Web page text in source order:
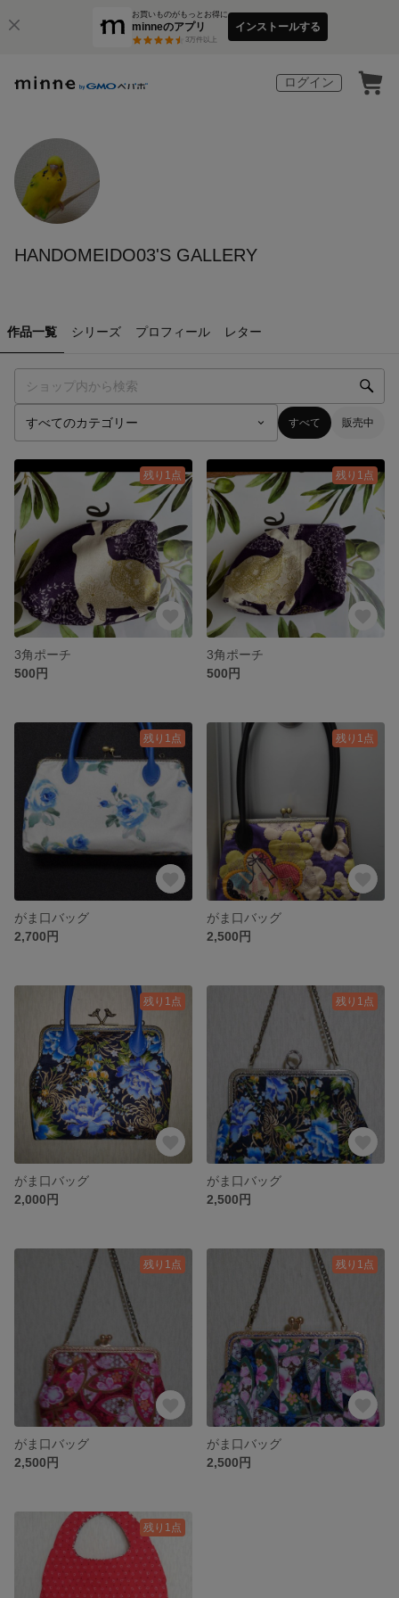
お買いものがもっとお得に
minneのアプリ
3万件以上
インストールする
ログイン
HANDOMEIDO03'S GALLERY
作品一覧 シリーズ プロフィール レター
すべて 販売中
残り1点
3角ポーチ
500円
残り1点
3角ポーチ
500円
残り1点
がま口バッグ
2,700円
残り1点
がま口バッグ
2,500円
残り1点
がま口バッグ
2,000円
残り1点
がま口バッグ
2,500円
残り1点
がま口バッグ
2,500円
残り1点
がま口バッグ
2,500円
残り1点